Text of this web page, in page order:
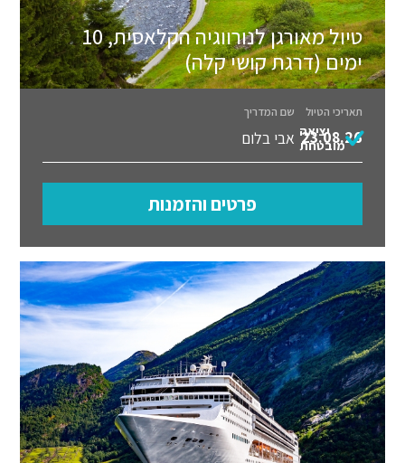
טיול מאורגן לנורווגיה הקלאסית, 10
ימים (דרגת קושי קלה)
תאריכי הטיול שם המדריך
23.08.26 אבי בלום יציאה
מובטחת
פרטים והזמנות